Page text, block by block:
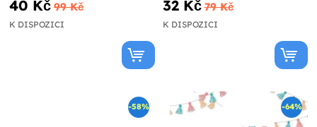
40 Kč 99 Kč
K DISPOZICI
32 Kč 79 Kč
K DISPOZICI
-58% -64%